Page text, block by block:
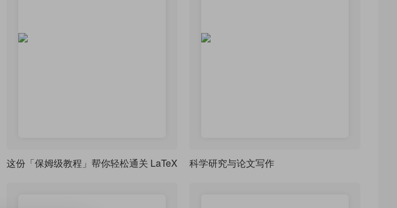
这份「保姆级教程」帮你轻松通关 LaTeX 科学研究与论文写作